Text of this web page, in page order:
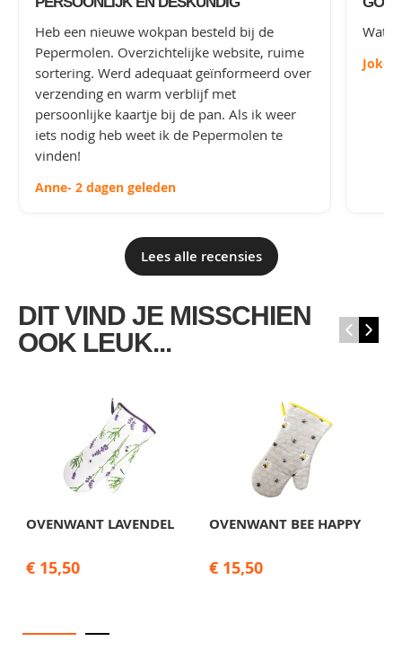
Heb een nieuwe wokpan besteld bij de
Pepermolen. Overzichtelijke website, ruime
sortering. Werd adequaat geïnformeerd over
verzending en warm verblijf met
persoonlijke kaartje bij de pan. Als ik weer
iets nodig heb weet ik de Pepermolen te
vinden!
Anne- 2 dagen geleden
Wat
Joke
Lees alle recensies
DIT VIND JE MISSCHIEN
OOK LEUK...
‹ ›
OVENWANT LAVENDEL
€ 15,50
OVENWANT BEE HAPPY
€ 15,50